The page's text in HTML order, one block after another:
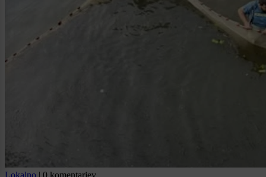
Lokalno | 0 komentarjev